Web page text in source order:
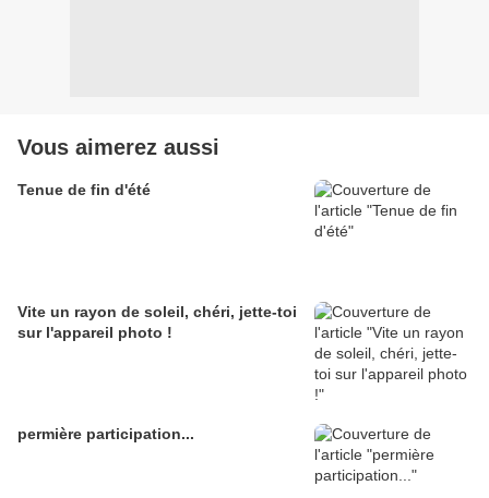
Vous aimerez aussi
Tenue de fin d'été
Vite un rayon de soleil, chéri, jette-toi
sur l'appareil photo !
permière participation...